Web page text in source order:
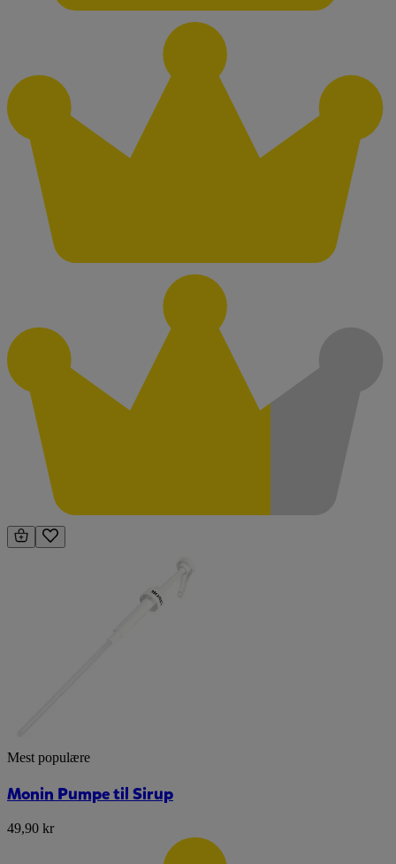
Mest populære
Monin Pumpe til Sirup
49,90 kr